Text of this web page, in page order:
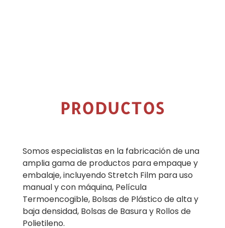
PRODUCTOS
Somos especialistas en la fabricación de una
amplia gama de productos para empaque y
embalaje, incluyendo Stretch Film para uso
manual y con máquina, Película
Termoencogible, Bolsas de Plástico de alta y
baja densidad, Bolsas de Basura y Rollos de
Polietileno.